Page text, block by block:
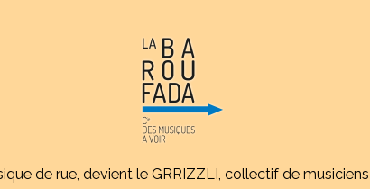
de rue, devient le GRRIZZLI, collectif de